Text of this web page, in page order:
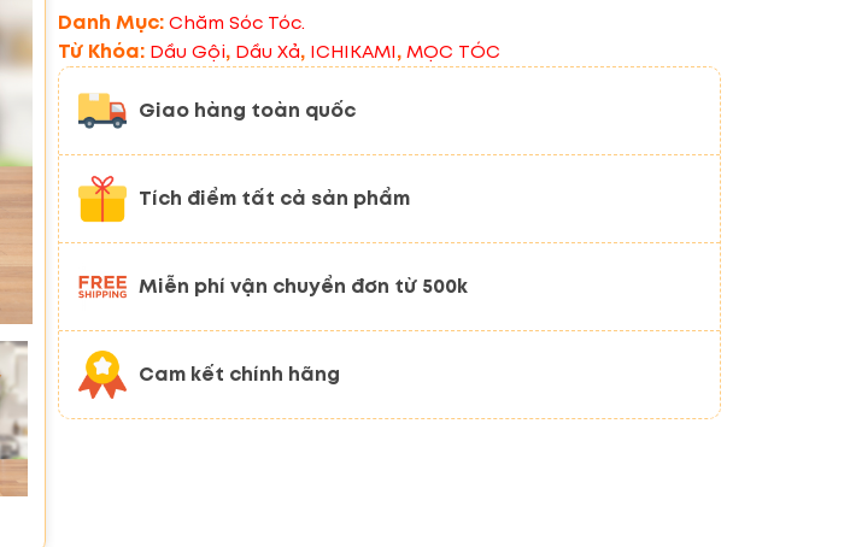
Danh Mục:Chăm Sóc Tóc.
Từ Khóa: Dầu Gội, Dầu Xả, ICHIKAMI,MỌC TÓC
Giao hàng toàn quốc
Tích điểm tất cả sản phẩm
Miễn phí vận chuyển đơn từ 500k
Cam kết chính hãng